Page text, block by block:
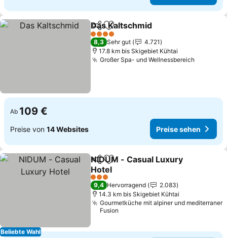
TeilenZu Favoriten hinzufügen
Das Kaltschmid
4 Sterne
8,3 Sehr gut
4.721
17.8 km bis Skigebiet Kühtai
Großer Spa- und Wellnessbereich
Ab 109 €
Preise von 14 Websites Preise sehen
Beliebte Wahl
TeilenZu Favoriten hinzufügen
NIDUM - Casual Luxury
Hotel
3 Sterne
9,4 Hervorragend
2.083
14.3 km bis Skigebiet Kühtai
Gourmetküche mit alpiner und mediterraner
Fusion